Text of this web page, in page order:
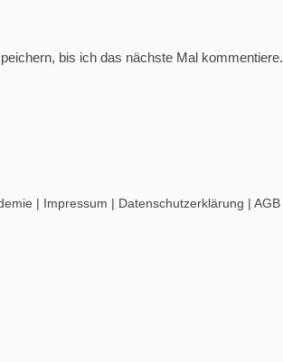
bis ich das nächste Mal kommentiere.
| Impressum | Datenschutzerklärung |AGB